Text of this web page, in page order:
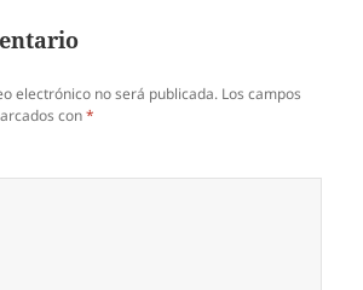
electrónico no será publicada. Los campos
con*